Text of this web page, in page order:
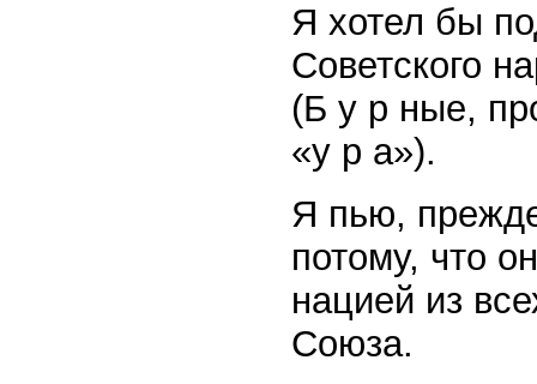
Я хотел бы
Советского
(Б у р ные,
«у р а»).
Я пью, прежде
потому, что
нацией из
Союза.